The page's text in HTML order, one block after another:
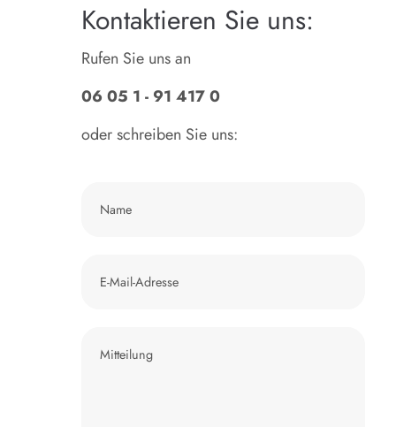
Kontaktieren Sie uns:
Rufen Sie uns an
06 05 1 - 91 417 0
oder schreiben Sie uns: